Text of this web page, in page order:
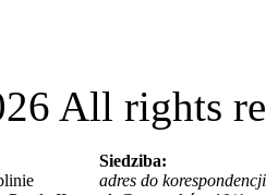
All rights
Siedziba:
adres do